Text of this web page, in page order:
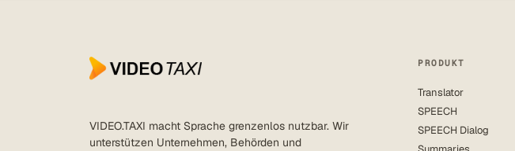
VIDEO.TAXI macht Sprache grenzenlos nutzbar. Wir
unterstützen Unternehmen, Behörden und
PRODUKT
Translator
SPEECH
SPEECH Dialog